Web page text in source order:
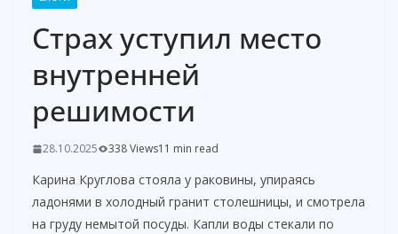
Страх уступил место
внутренней
решимости
28.10.2025 338 Views11 min read
Карина Круглова стояла у раковины, упираясь
ладонями в холодный гранит столешницы, и смотрела
на груду немытой посуды. Капли воды стекали по